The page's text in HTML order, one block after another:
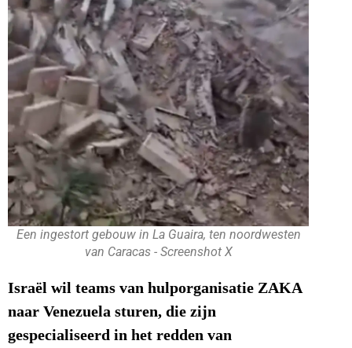
Een ingestort gebouw in La Guaira, ten noordwesten
van Caracas - Screenshot X
Israël wil teams van hulporganisatie ZAKA
naar Venezuela sturen, die zijn
gespecialiseerd in het redden van